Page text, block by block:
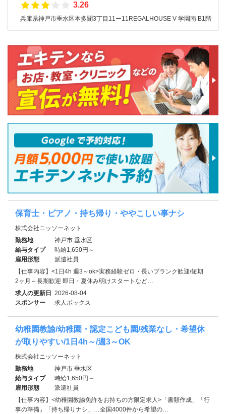
3.26
兵庫県神戸市垂水区本多聞3丁目11ー11REGALHOUSE V 学園南 B1階
保育士・ピアノ・持ち帰り・ややこしい事ナシ
株式会社ニッソーネット
勤務地
神戸市 垂水区
給与タイプ
時給1,650円～
雇用形態
派遣社員
【仕事内容】<1日4h 週3～ok>実務経験ゼロ・長いブランク歓迎/短期
2ヶ月～長期歓迎 即日・夏休み明けスタートなど…
求人の更新日 2026-08-04
スポンサー
求人ボックス
幼稚園教諭/幼稚園・認定こども園/残業なし・希望休
が取りやすい/1日4h～/週3～OK
株式会社ニッソーネット
勤務地
神戸市 垂水区
給与タイプ
時給1,650円～
雇用形態
派遣社員
【仕事内容】<幼稚園教諭免許をお持ちの方限定求人>「書類作成」「行
事の準備」「持ち帰りナシ」…全国4000件から希望の…